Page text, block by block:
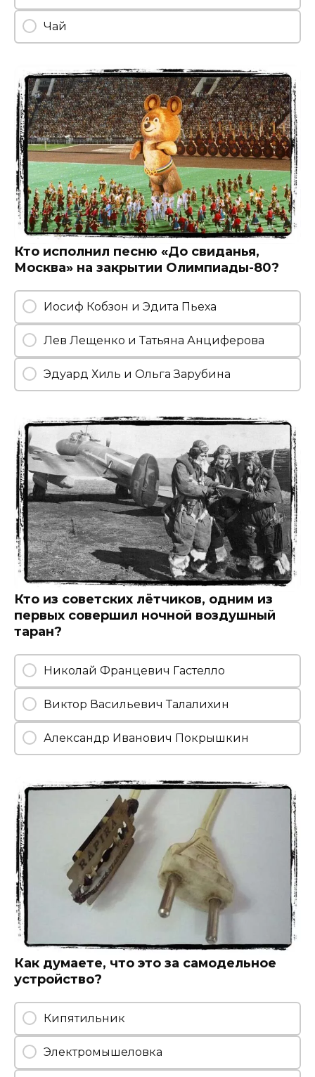
Чай
Кто исполнил песню «До свиданья,
Москва» на закрытии Олимпиады-80?
Иосиф Кобзон и Эдита Пьеха
Лев Лещенко и Татьяна Анциферова
Эдуард Хиль и Ольга Зарубина
Кто из советских лётчиков, одним из
первых совершил ночной воздушный
таран?
Николай Францевич Гастелло
Виктор Васильевич Талалихин
Александр Иванович Покрышкин
Как думаете, что это за самодельное
устройство?
Кипятильник
Электромышеловка